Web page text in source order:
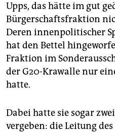
unterstützen
abo
genossenschaft
epaper login
Upps, das hätte im gut
Bürgerschaftsfraktion
Deren innenpolitischer
hat den Bettel
Fraktion im
der G20-Krawalle nur
hatte.
Dabei hatte sie sogar
vergeben: die Leitung